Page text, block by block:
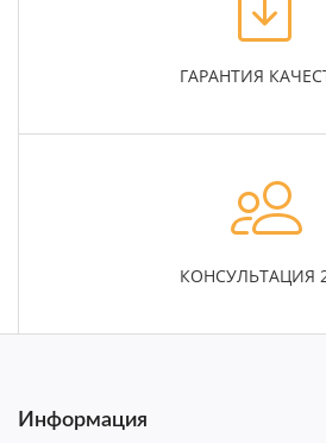
ГАРАНТИЯ
КОНСУЛЬТАЦИЯ
Информация